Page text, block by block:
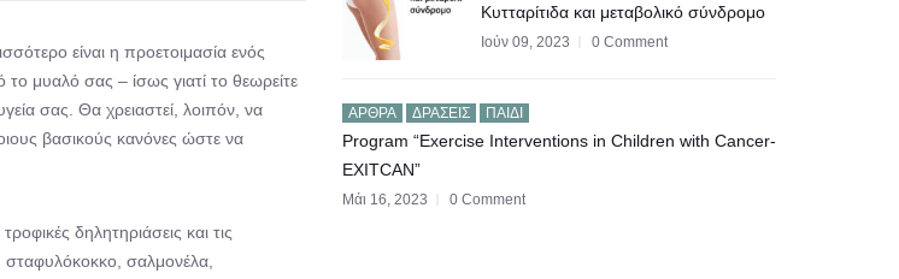
είναι η προετοιμασία ενός
μυαλό σας – ίσως γιατί το θεωρείτε
σας. Θα χρειαστεί, λοιπόν, να
βασικούς κανόνες ώστε να
δηλητηριάσεις και τις
σταφυλόκοκκο, σαλμονέλα,
Κυτταρίτιδα και μεταβολικό σύνδρομο
Ιούν 09, 2023 0 Comment
ΆΡΘΡΑ ΔΡΆΣΕΙΣ ΠΑΙΔΊ
Program “Exercise Interventions in Children with Cancer-
EXITCAN”
Μάι 16, 2023 0 Comment